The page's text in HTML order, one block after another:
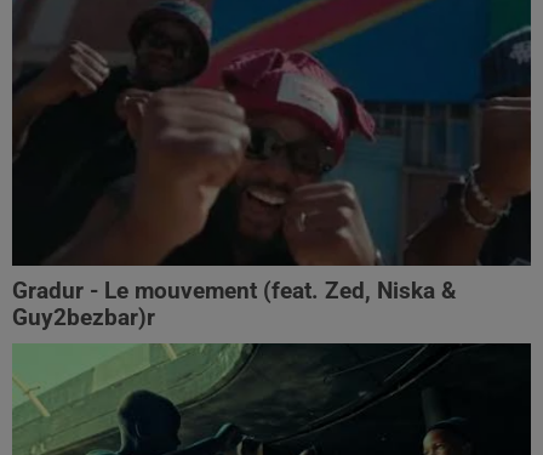
Gradur - Le mouvement (feat. Zed, Niska &
Guy2bezbar)r